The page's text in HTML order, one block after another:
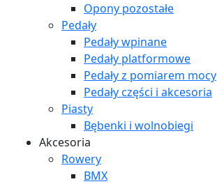
Opony pozostałe
Pedały
Pedały wpinane
Pedały platformowe
Pedały z pomiarem mocy
Pedały części i akcesoria
Piasty
Bębenki i wolnobiegi
Akcesoria
Rowery
BMX